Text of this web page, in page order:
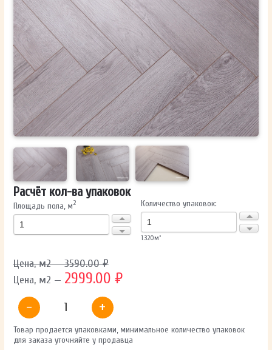
ОТПРАВИТЬ
Ваши данные не будут переданы третьим лицам
Ваши данные не будут переданы третьим лицам
Ваши данные не будут переданы третьим лицам
Расчёт кол-ва упаковок
Площадь пола, м2 Количество упаковок:
1.320м²
Цена, м2 — 3590.00 ₽
Цена, м2 — 2999.00 ₽
-
+
Товар продается упаковками, минимальное количество упаковок
для заказа уточняйте у продавца